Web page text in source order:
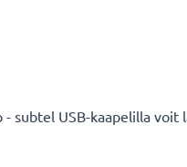
subtel USB-kaapelilla